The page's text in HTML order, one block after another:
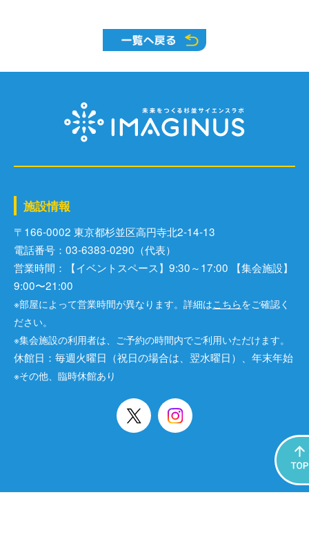
施設情報
〒166-0002 東京都杉並区⾼円寺北2-14-13
電話番号：03-6383-0290（代表）
営業時間：【イベントスペース】9:30～17:00 【集会施設】
9:00〜21:00
※部屋によって営業時間が異なります。詳細はこちらをご確認く
ださい。
※集会施設の利用者は、ご予約の時間内でご利用いただけます。
休館日：毎週火曜日（祝日の場合は、翌水曜日）、年末年始
※その他、臨時休館あり